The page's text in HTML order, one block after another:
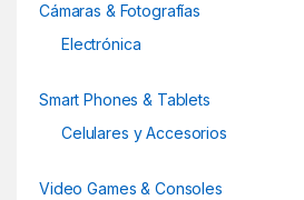
Cámaras & Fotografías
Electrónica
Smart Phones & Tablets
Celulares y Accesorios
Video Games & Consoles